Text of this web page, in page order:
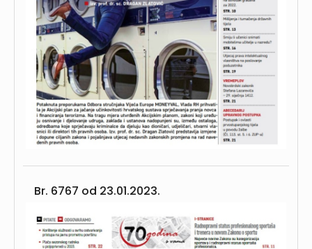
Br. 6767 od 23.01.2023.